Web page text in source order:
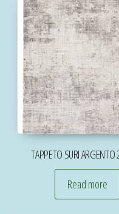
TAPPETO SURI ARGENTO
Read more